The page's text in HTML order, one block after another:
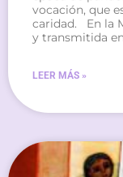
vocación, que
caridad. En la
y transmitida
LEER MÁS »